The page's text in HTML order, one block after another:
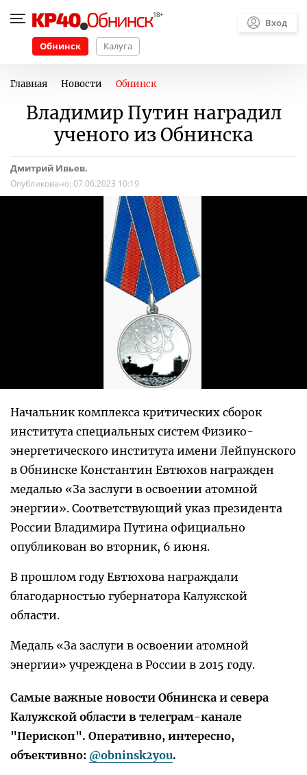
Обнинск Калуга
Вход
Главная Новости Обнинск
Владимир Путин наградил
ученого из Обнинска
Дмитрий Ивьев.
Опубликовано: 07.06.2023 10:19
Начальник комплекса критических сборок
института специальных систем Физико-
энергетического института имени Лейпунского
в Обнинске Константин Евтюхов награжден
медалью «За заслуги в освоении атомной
энергии». Соответствующий указ президента
России Владимира Путина официально
опубликован во вторник, 6 июня.
В прошлом году Евтюхова награждали
благодарностью губернатора Калужской
области.
Медаль «За заслуги в освоении атомной
энергии» учреждена в России в 2015 году.
Самые важные новости Обнинска и севера
Калужской области в телеграм-канале
"Перископ". Оперативно, интересно,
объективно: @obninsk2you.